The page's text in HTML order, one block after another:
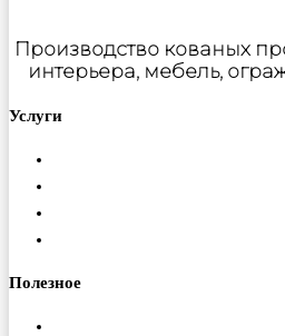
Производство кованых
интерьера, мебель,
Услуги
Полезное